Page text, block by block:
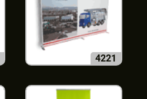
4221